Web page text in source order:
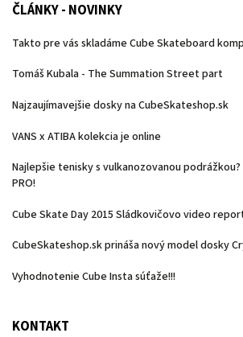
ČLÁNKY - NOVINKY
Takto pre vás skladáme Cube Skateboard
Tomáš Kubala - The Summation Street part
Najzaujímavejšie dosky na CubeSkateshop.sk
VANS x ATIBA kolekcia je online
Najlepšie tenisky s vulkanozovanou podrážkou?
PRO!
Cube Skate Day 2015 Sládkovičovo video
CubeSkateshop.sk prináša nový model dosky
Vyhodnotenie Cube Insta súťaže!!!
KONTAKT